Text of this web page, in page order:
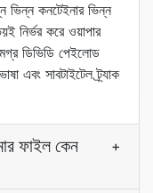
ভিন্ন কনটেইনার ভিন্ন
নির্ভর করে ওয়াপার
ডিভিডি পেইলোড
এবং সাবটাইটেল ট্র্যাক
ফাইল কেন
+